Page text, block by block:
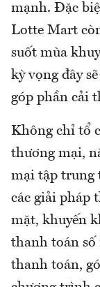
mạnh. Đặc
Lotte Mart
suốt mùa
kỳ vọng đây
góp phần cải
Không chỉ tổ
thương mại,
mại tập trung
các giải pháp
mặt, khuyến
thanh toán số
thanh toán,